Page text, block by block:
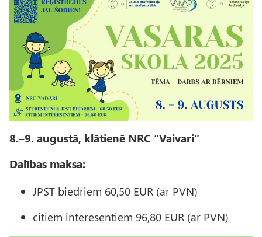
8.–9. augustā, klātienē NRC “Vaivari”
Dalības maksa:
JPST biedriem 60,50 EUR (ar PVN)
citiem interesentiem 96,80 EUR (ar PVN)